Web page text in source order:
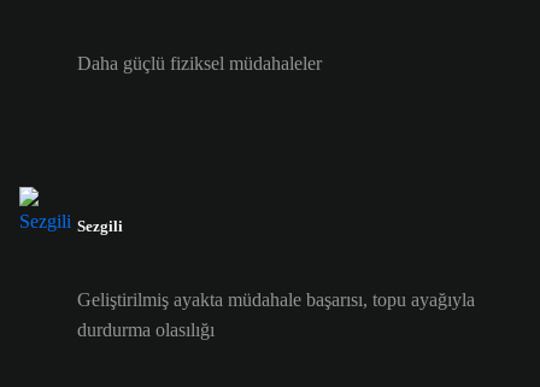
Daha güçlü fiziksel müdahaleler
Sezgili
Geliştirilmiş ayakta müdahale başarısı, topu ayağıyla
durdurma olasılığı